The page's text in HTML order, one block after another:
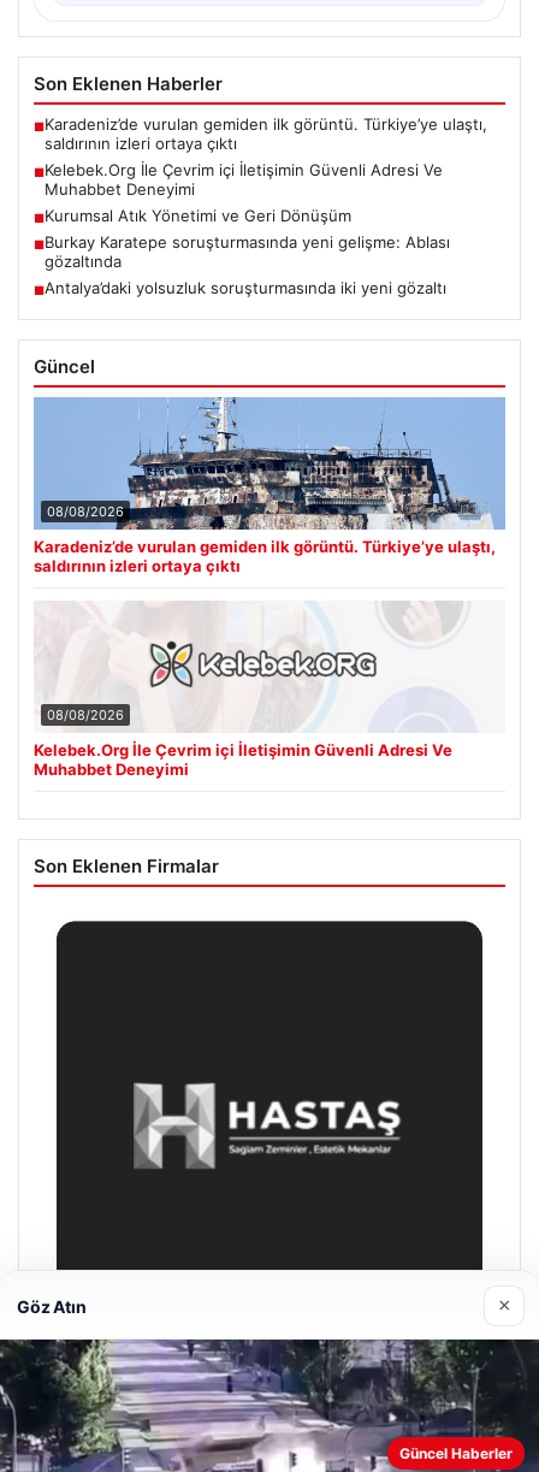
Son Eklenen Haberler
■Karadeniz’de vurulan gemiden ilk görüntü. Türkiye’ye ulaştı,
saldırının izleri ortaya çıktı
■Kelebek.Org İle Çevrim içi İletişimin Güvenli Adresi Ve
Muhabbet Deneyimi
■Kurumsal Atık Yönetimi ve Geri Dönüşüm
■Burkay Karatepe soruşturmasında yeni gelişme: Ablası
gözaltında
■Antalya’daki yolsuzluk soruşturmasında iki yeni gözaltı
Güncel
08/08/2026
Karadeniz’de vurulan gemiden ilk görüntü. Türkiye’ye ulaştı,
saldırının izleri ortaya çıktı
08/08/2026
Kelebek.Org İle Çevrim içi İletişimin Güvenli Adresi Ve
Muhabbet Deneyimi
Son Eklenen Firmalar
Enes Kaplan Avukatlık Bürosu
28/04/2026
Göz Atın ×
Güncel Haberler